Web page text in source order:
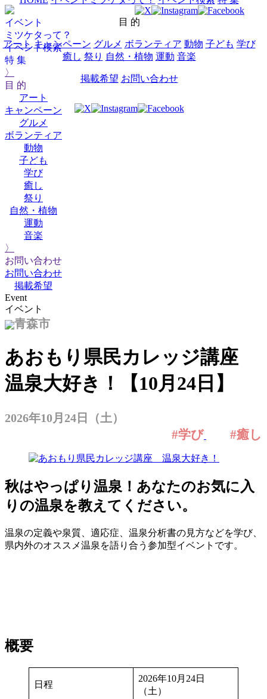
イベント
ミツケタって？
イベント検索
特 集
〉
目 的
アート
キャンペーン
グルメ
ボランティア
動物
子ども
学び
癒し
祭り
自然・植物
運動
音楽
〉
お問い合わせ
お問い合わせ
掲載希望
目 的
アート キャンペーン グルメ ボランティア 動物 子ども 学び
癒し 祭り 自然・植物 運動 音楽
掲載希望 お問い合わせ
Event
イベント
青森市
あおもり県民カレッジ講座
温泉大好き！【10月24日】
2026年10月24日（土）
#学び #癒し
秋はやっぱり温泉！あなたのお気に入
りの温泉を教えてください。
温泉の定義や泉質、適応症、温泉分析書の見方などを学び、
県内外のオススメ温泉を語り合う参加型イベントです。
概要
日程
2026年10月24日
（土）